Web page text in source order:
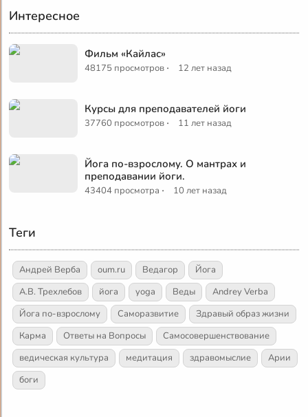
Интересное
Фильм «Кайлас»
48175 просмотров · 12 лет назад
Курсы для преподавателей йоги
37760 просмотров · 11 лет назад
Йога по-взрослому. О мантрах и
преподавании йоги.
43404 просмотра · 10 лет назад
Теги
Андрей Верба oum.ru Ведагор
Йога
А.В. Трехлебов
йога yoga Веды
Andrey Verba
Йога по-взрослому
Саморазвитие
Здравый образ жизни
Карма
Ответы на Вопросы
Самосовершенствование
ведическая культура
медитация здравомыслие
Арии
боги